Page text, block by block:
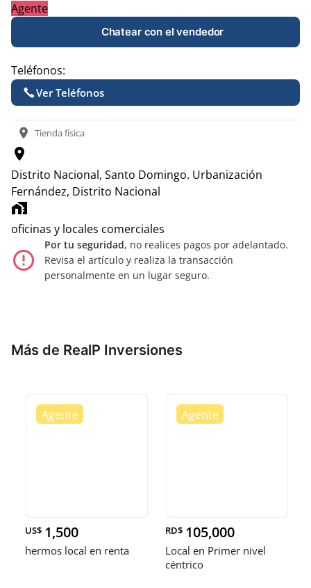
Agente
Chatear con el vendedor
Teléfonos:
Ver Teléfonos
location_on Tienda física
location_on
Distrito Nacional, Santo Domingo. Urbanización
Fernández, Distrito Nacional
home_work
oficinas y locales comerciales
error_outline
Por tu seguridad, no realices pagos por adelantado.
Revisa el artículo y realiza la transacción
personalmente en un lugar seguro.
Más de RealP Inversiones
US$ 1,500
hermos local en renta
RD$ 105,000
Local en Primer nivel
céntrico